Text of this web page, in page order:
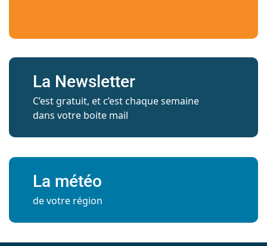
La Newsletter
C’est gratuit, et c’est chaque semaine
dans votre boite mail
La météo
de votre région